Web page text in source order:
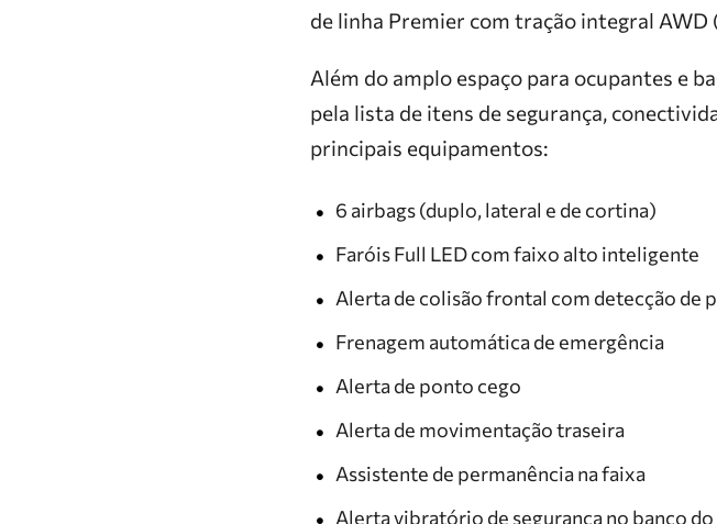
de linha Premier com tração integral AWD
Além do amplo espaço para ocupantes e
pela lista de itens de segurança,
principais equipamentos:
6 airbags (duplo, lateral e de cortina)
Faróis Full LED com faixo alto inteligente
Alerta de colisão frontal com detecção de
Frenagem automática de emergência
Alerta de ponto cego
Alerta de movimentação traseira
Assistente de permanência na faixa
Alerta vibratório de segurança no banco